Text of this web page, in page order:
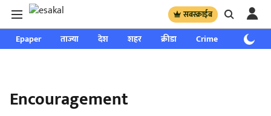
सबस्क्राईब
Epaper ताज्या देश शहर क्रीडा Crime साप्ताहिक
Encouragement